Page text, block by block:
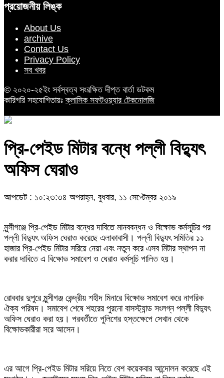
প্রয়োজনীয় লিঙ্ক
About Us
archive
Contact Us
Privacy Policy
সব খবর
© ২০২০-২৫ইং সর্বস্বত্ব সংরক্ষিত দীপ্ত বার্তা ডটকম
কারিগরি সহযোগিতায়ঃক্লাসিক সফটওয়্যার টেকনোলজি
প্রি-পেইড মিটার বন্ধে পল্লী বিদ্যুৎ
অফিস ঘেরাও
আপডেট : ১০:২৩:৩৪ অপরাহ্ন, বুধবার, ১১ সেপ্টেম্বর ২০১৯
মুন্সীগঞ্জে প্রি-পেইড মিটার বন্ধের দাবিতে মানববন্ধন ও বিক্ষোভ কর্মসূচির পর
পল্লী বিদ্যুৎ অফিস ঘেরাও করেছে এলাকাবাসী। পল্লী বিদ্যুৎ সমিতির ১১
হাজার প্রি-পেইড মিটার সরিয়ে নেয়া এবং নতুন করে এসব মিটার স্থাপন না
করার দাবিতে এ বিক্ষোভ সমাবেশ ও ঘেরাও কর্মসূচি পালিত হয়।
রোববার দুপুরে মুন্সীগঞ্জ কেন্দ্রীয় শহীদ মিনারে বিক্ষোভ সমাবেশ করে নাগরিক
ঐক্য পরিষদ। সমাবেশ শেষে শহরের পুরনো বাসস্ট্যান্ড সংলগ্ন পল্লী বিদ্যুৎ
অফিস ঘেরাও করা হয়। পরবর্তীতে পুলিশের হস্তক্ষেপে সেখান থেকে
বিক্ষোভকারীরা সরে আসেন।
এর আগে প্রি-পেইড মিটার সরিয়ে নিতে বেশ কয়েকবার আন্দোলন করেছে এই